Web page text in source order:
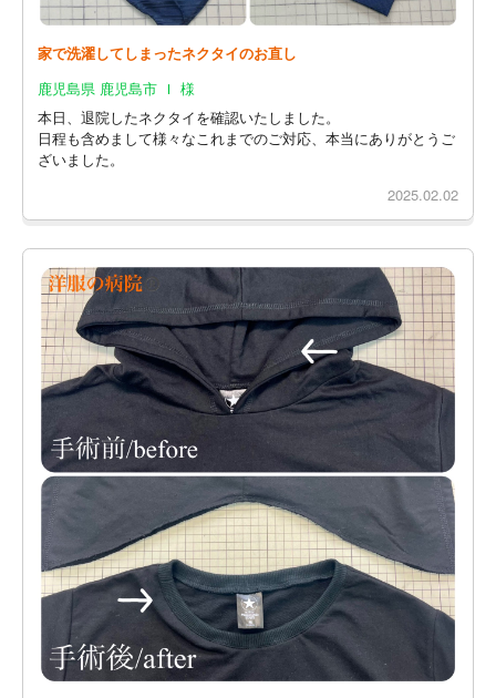
家で洗濯してしまったネクタイのお直し
鹿児島県 鹿児島市 Ｉ 様
本日、退院したネクタイを確認いたしました。
日程も含めまして様々なこれまでのご対応、本当にありがとうご
ざいました。
2025.02.02